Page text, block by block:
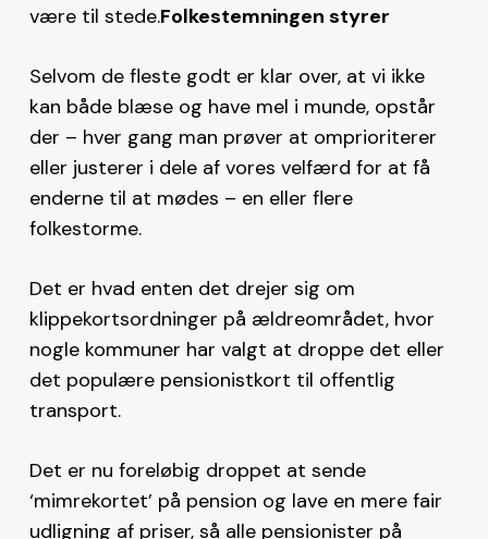
være til stede.Folkestemningen styrer
Selvom de fleste godt er klar over, at vi ikke
kan både blæse og have mel i munde, opstår
der – hver gang man prøver at omprioriterer
eller justerer i dele af vores velfærd for at få
enderne til at mødes – en eller flere
folkestorme.
Det er hvad enten det drejer sig om
klippekortsordninger på ældreområdet, hvor
nogle kommuner har valgt at droppe det eller
det populære pensionistkort til offentlig
transport.
Det er nu foreløbig droppet at sende
‘mimrekortet’ på pension og lave en mere fair
udligning af priser, så alle pensionister på